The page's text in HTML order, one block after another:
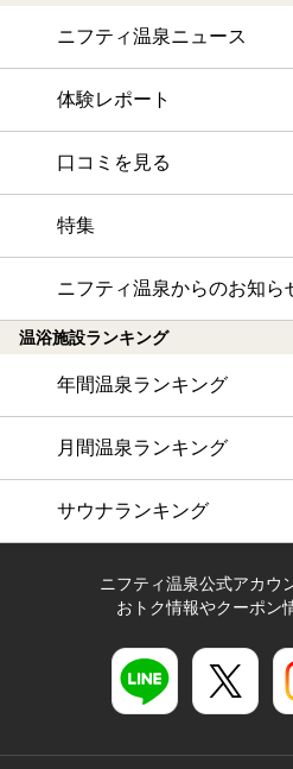
ニフティ温泉ニュース
体験レポート
口コミを見る
特集
ニフティ温泉からのお知ら
温浴施設ランキング
年間温泉ランキング
月間温泉ランキング
サウナランキング
ニフティ温泉公式アカウ
おトク情報やクーポン